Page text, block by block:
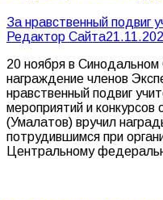
За нравственный подвиг
Редактор Сайта
20 ноября в
награждение членов
нравственный подвиг
мероприятий и
(Умалатов) вручил
потрудившимся при
Центральному